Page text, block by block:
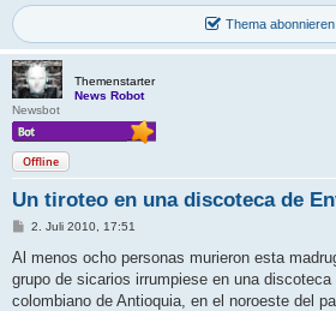
Thema abonnieren
Themenstarter
News Robot
Newsbot
Offline
Un tiroteo en una discoteca de
B
r
a
2. Juli 2010, 17:51
Al menos ocho personas murieron esta
grupo de sicarios irrumpiese en una
colombiano de Antioquia, en el noroeste del